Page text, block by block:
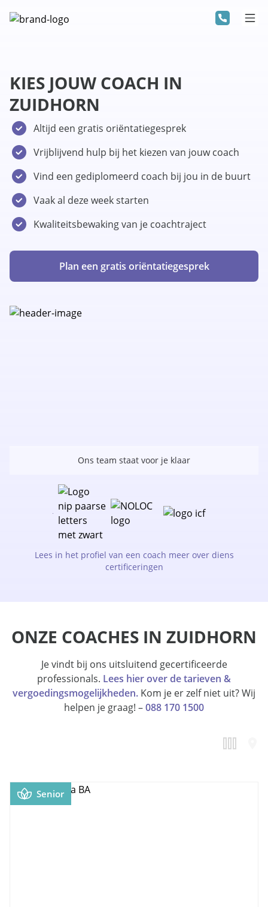
KIES JOUW COACH IN
ZUIDHORN
Altijd een gratis oriëntatiegesprek
Vrijblijvend hulp bij het kiezen van jouw coach
Vind een gediplomeerd coach bij jou in de buurt
Vaak al deze week starten
Kwaliteitsbewaking van je coachtraject
Plan een gratis oriëntatiegesprek
Ons team staat voor je klaar
Lees in het profiel van een coach meer over diens
certificeringen
ONZE COACHES IN ZUIDHORN
Je vindt bij ons uitsluitend gecertificeerde
professionals. Lees hier over de tarieven &
vergoedingsmogelijkheden. Kom je er zelf niet uit? Wij
helpen je graag! –088 170 1500
Senior